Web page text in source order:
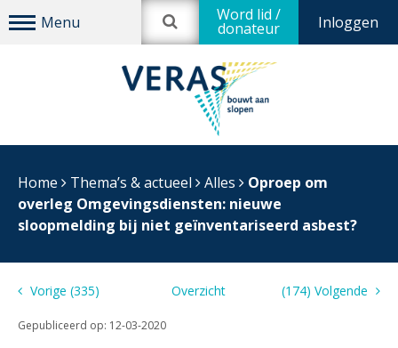
Inloggen
Word lid /
donateur
Home Thema’s & actueel Alles
Oproep om
overleg Omgevingsdiensten: nieuwe
sloopmelding bij niet geïnventariseerd asbest?
Vorige (335) Overzicht (174) Volgende
Gepubliceerd op: 12-03-2020